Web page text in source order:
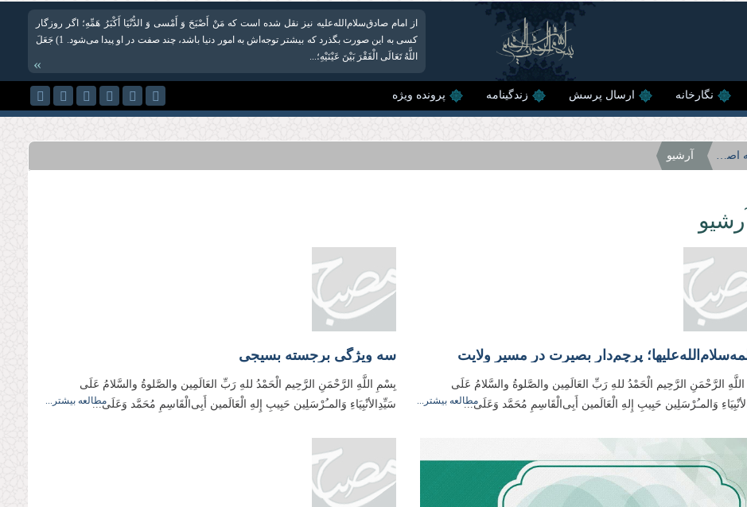
از امام صادق‌سلام‌الله‌علیه نیز نقل شده است که مَنْ‏ أَصْبَحَ‏ وَ أَمْسى‏ وَ الدُّنْیَا أَكْبَرُ هَمِّهِ؛ اگر روزگار
کسی به این صورت بگذرد که بیشتر توجه‌اش به امور دنیا باشد، چند صفت در او پیدا می‌شود. 1) جَعَلَ
اللَّهُ تَعَالَى الْفَقْرَ بَیْنَ عَیْنَیْهِ؛...
»
نگارخانه ارسال پرسش زندگینامه پرونده ویژه
صفحه اصلی آرشیو
پرچم‌دار بصیرت در مسیر ولایت
الرَّحْمَنِ الرَّحِیم الْحَمْدُ للهِ رَبِّ العَالَمِین والصَّلوةُ والسَّلامُ عَلَی
وَالمـُرْسَلِین حَبِیبِ إِلهِ الْعَالَمین أَبِی‌الْقَاسِمِ مُحَمَّد وَعَلَی...مطالعه بیشتر...
سه ویژگی برجسته بسیجی
بِسْمِ اللَّهِ الرَّحْمَنِ الرَّحِیم الْحَمْدُ للهِ رَبِّ العَالَمِین والصَّلوةُ والسَّلامُ عَلَی
سَیِّدِالأنْبِیَاءِ وَالمـُرْسَلِین حَبِیبِ إِلهِ الْعَالَمین أَبِی‌الْقَاسِمِ مُحَمَّد وَعَلَی...مطالعه بیشتر...